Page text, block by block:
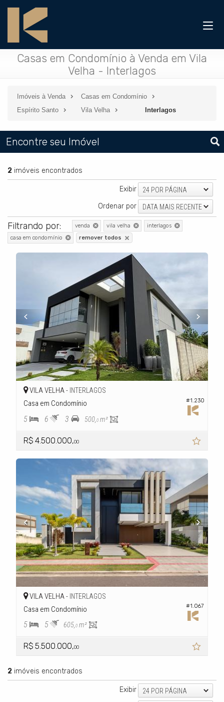
Casas em Condomínio à Venda em Vila
Velha - Interlagos
Imóveis à Venda
Casas em Condomínio
Espírito Santo
Vila Velha Interlagos
Encontre seu Imóvel
2 imóveis encontrados
Exibir 24 POR PÁGINA
Ordenar por DATA MAIS RECENTE
Filtrando por: venda vila velha
interlagos
casa em condomínio
remover todos
#1.230
VILA VELHA - INTERLAGOS
Casa em Condomínio
5 6 3 500,0 m²
R$ 4.500.000,00
#1.067
VILA VELHA - INTERLAGOS
Casa em Condomínio
5 5 605,0m²
R$ 5.500.000,00
2 imóveis encontrados
Exibir 24 POR PÁGINA